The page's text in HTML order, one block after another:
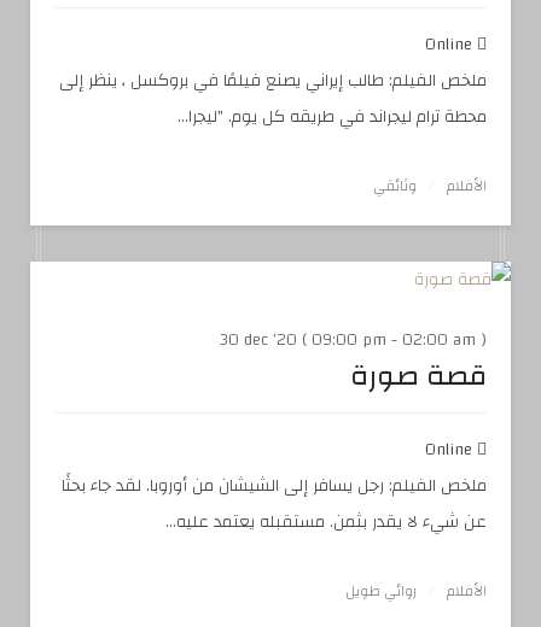
ملخص الفيلم: طالب إيراني يصنع فيلمًا في بروكسل ، ينظر إلى
محطة ترام ليجراند في طريقه كل يوم. "ليجرا...
الأفلام وثائقي
30 dec '20 ( 09:00 pm - 02:00 am )
قصة صورة
ملخص الفيلم: رجل يسافر إلى الشيشان من أوروبا. لقد جاء بحثًا
عن شيء لا يقدر بثمن. مستقبله يعتمد عليه...
الأفلام روائي طويل